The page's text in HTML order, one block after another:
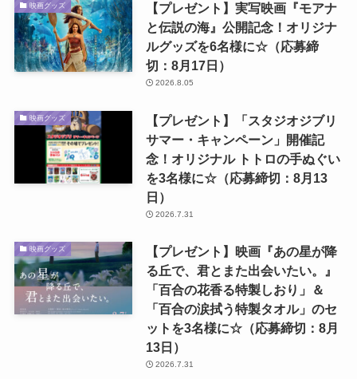
映画グッズ
【プレゼント】実写映画『モアナ
と伝説の海』公開記念！オリジナ
ルグッズを6名様に☆（応募締
切：8月17日）
2026.8.05
映画グッズ
【プレゼント】「スタジオジブリ
サマー・キャンペーン」開催記
念！オリジナル トトロの手ぬぐい
を3名様に☆（応募締切：8月13
日）
2026.7.31
映画グッズ
【プレゼント】映画『あの星が降
る丘で、君とまた出会いたい。』
「百合の花香る特製しおり」＆
「百合の涙拭う特製タオル」のセ
ットを3名様に☆（応募締切：8月
13日）
2026.7.31